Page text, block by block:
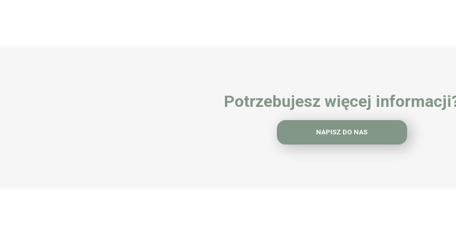
Potrzebujesz więcej
NAPISZ DO NAS